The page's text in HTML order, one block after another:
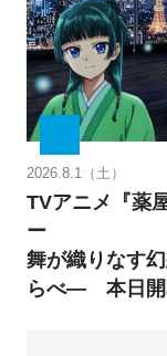
2026.8.1（土）
TVアニメ『薬
ー
舞が織りなす
らべ― 本日開